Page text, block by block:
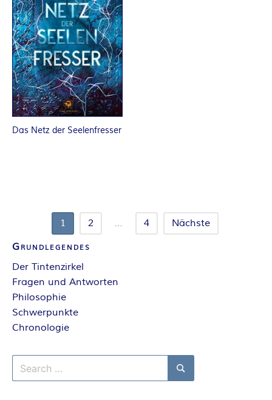
Das Netz der Seelenfresser
Seitennummerierung
der
Beiträge
1 2 … 4
Nächste
Grundlegendes
Der Tintenzirkel
Fragen und Antworten
Philosophie
Schwerpunkte
Chronologie
Search
for:
Search